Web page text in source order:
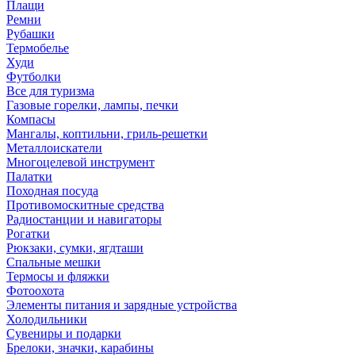
Плащи
Ремни
Рубашки
Термобелье
Худи
Футболки
Все для туризма
Газовые горелки, лампы, печки
Компасы
Мангалы, коптильни, гриль-решетки
Металлоискатели
Многоцелевой инструмент
Палатки
Походная посуда
Противомоскитные средства
Радиостанции и навигаторы
Рогатки
Рюкзаки, сумки, ягдташи
Спальные мешки
Термосы и фляжки
Фотоохота
Элементы питания и зарядные устройства
Холодильники
Сувениры и подарки
Брелоки, значки, карабины